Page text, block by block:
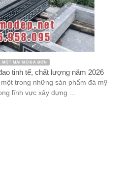
MÁI MỘ ĐÁ ĐƠN
tinh tế, chất lượng năm 2026
trong những sản phẩm đá mỹ
lĩnh vực xây dựng ...